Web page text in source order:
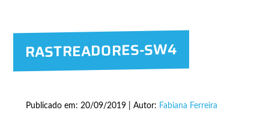
RASTREADORES-SW4
Publicado em: 20/09/2019 | Autor: Fabiana Ferreira